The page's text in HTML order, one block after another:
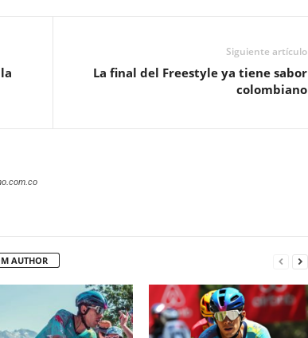
Siguiente artículo
La final del Freestyle ya tiene sabor
colombiano
AUTHOR